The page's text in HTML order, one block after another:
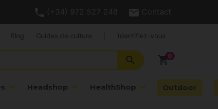
(+34) 972 527 248 Contact
shopping_cart
search
Headshop HealthShop Outdoor
Blog Guides de culture Identifiez-vous